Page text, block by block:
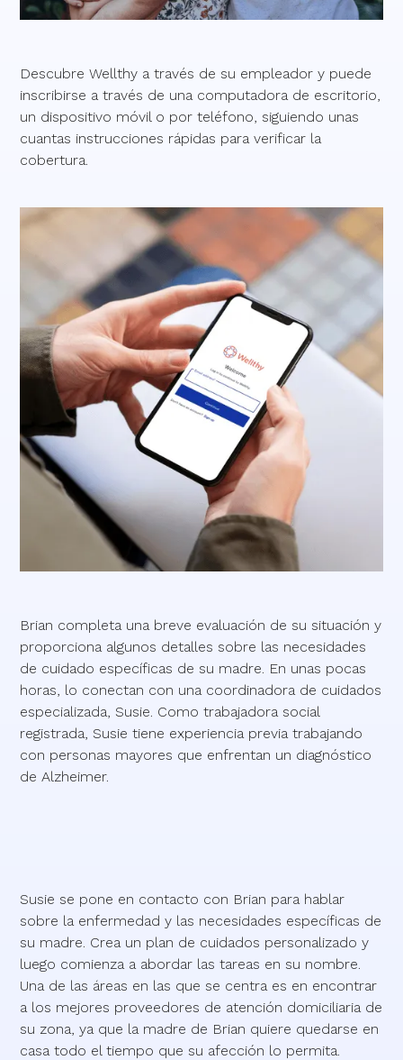
Descubre Wellthy a través de su empleador y puede
inscribirse a través de una computadora de escritorio,
un dispositivo móvil o por teléfono, siguiendo unas
cuantas instrucciones rápidas para verificar la
cobertura.
Brian completa una breve evaluación de su situación y
proporciona algunos detalles sobre las necesidades
de cuidado específicas de su madre. En unas pocas
horas, lo conectan con una coordinadora de cuidados
especializada, Susie. Como trabajadora social
registrada, Susie tiene experiencia previa trabajando
con personas mayores que enfrentan un diagnóstico
de Alzheimer.
Susie se pone en contacto con Brian para hablar
sobre la enfermedad y las necesidades específicas de
su madre. Crea un plan de cuidados personalizado y
luego comienza a abordar las tareas en su nombre.
Una de las áreas en las que se centra es en encontrar
a los mejores proveedores de atención domiciliaria de
su zona, ya que la madre de Brian quiere quedarse en
casa todo el tiempo que su afección lo permita.